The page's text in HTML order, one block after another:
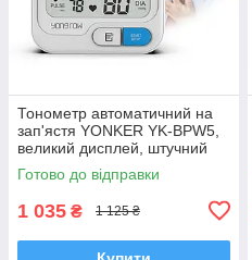
Тонометр автоматичний на
зап'ястя YONKER YK-BPW5,
великий дисплей, штучний
інтелект, індикатор аритмії
Готово до відправки
1 035 ₴ 1 125 ₴